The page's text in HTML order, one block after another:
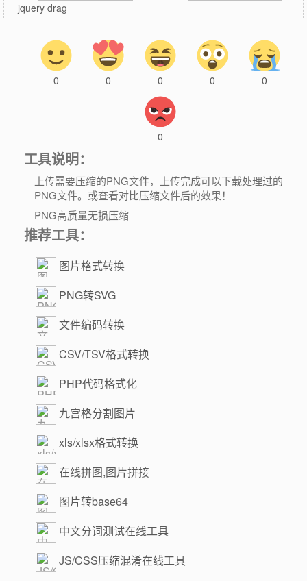
jquery drag
0 0 0 0 0
0
工具说明：
上传需要压缩的PNG文件，上传完成可以下载处理过的
PNG文件。或查看对比压缩文件后的效果！
PNG高质量无损压缩
推荐工具：
图片格式转换
PNG转SVG
文件编码转换
CSV/TSV格式转换
PHP代码格式化
九宫格分割图片
xls/xlsx格式转换
在线拼图,图片拼接
图片转base64
中文分词测试在线工具
JS/CSS压缩混淆在线工具